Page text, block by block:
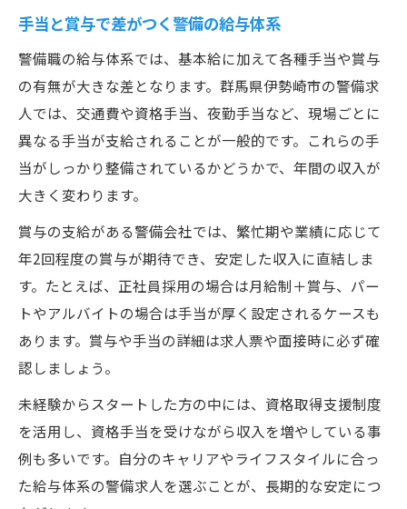
手当と賞与で差がつく警備の給与体系
警備職の給与体系では、基本給に加えて各種手当や賞与
の有無が大きな差となります。群馬県伊勢崎市の警備求
人では、交通費や資格手当、夜勤手当など、現場ごとに
異なる手当が支給されることが一般的です。これらの手
当がしっかり整備されているかどうかで、年間の収入が
大きく変わります。
賞与の支給がある警備会社では、繁忙期や業績に応じて
年2回程度の賞与が期待でき、安定した収入に直結しま
す。たとえば、正社員採用の場合は月給制＋賞与、パー
トやアルバイトの場合は手当が厚く設定されるケースも
あります。賞与や手当の詳細は求人票や面接時に必ず確
認しましょう。
未経験からスタートした方の中には、資格取得支援制度
を活用し、資格手当を受けながら収入を増やしている事
例も多いです。自分のキャリアやライフスタイルに合っ
た給与体系の警備求人を選ぶことが、長期的な安定につ